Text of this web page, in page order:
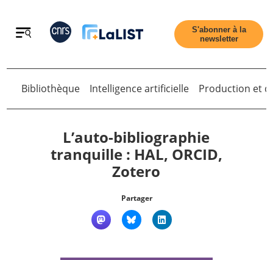
Retour
S'abonner à la
newsletter
Retour
Bibliothèque Intelligence artificielle Production et
L’auto-bibliographie
tranquille : HAL, ORCID,
Zotero
Partager